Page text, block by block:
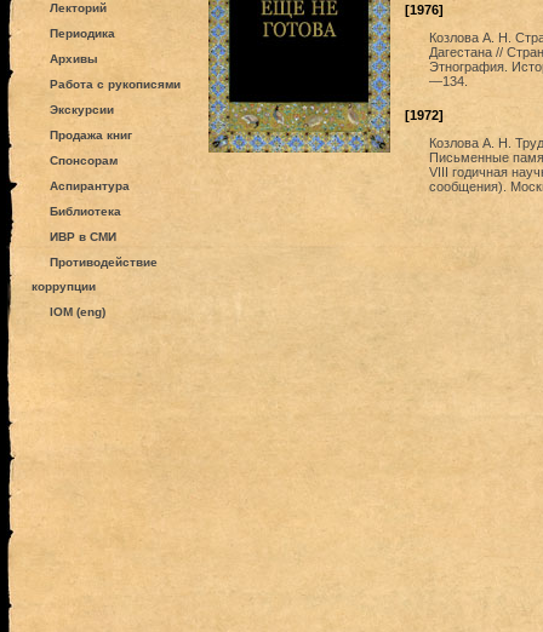
Лекторий
Периодика
Архивы
Работа с рукописями
Экскурсии
Продажа книг
Спонсорам
Аспирантура
Библиотека
ИВР в СМИ
Противодействие
коррупции
IOM (eng)
[1976]
Козлова А. Н.
Дагестана //
Этнография.
—134.
[1972]
Козлова А. Н.
Письменные
VIII годичная
сообщения).